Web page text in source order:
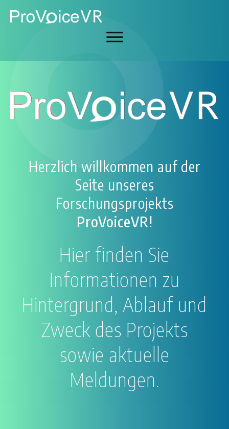
Herzlich willkommen auf der
Seite unseres
Forschungsprojekts
ProVoiceVR!
Hier finden Sie
Informationen zu
Hintergrund, Ablauf und
Zweck des Projekts
sowie aktuelle
Meldungen.